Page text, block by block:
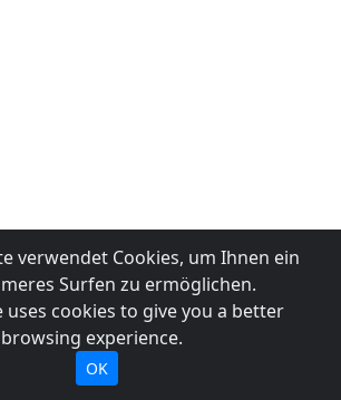
verwendet Cookies, um Ihnen ein
Surfen zu ermöglichen.
uses cookies to give you a better
browsing experience.
OK